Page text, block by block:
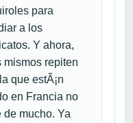
para
a los
Y ahora,
mismos repiten
que estÃ¡n
en Francia no
de mucho. Ya